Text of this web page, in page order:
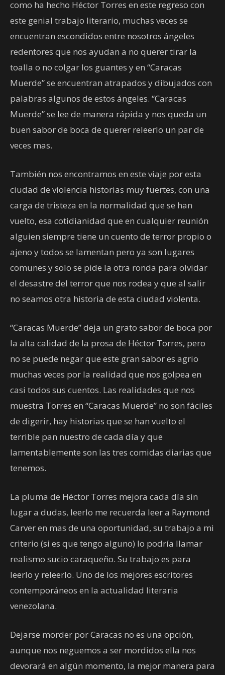
como ha hecho Héctor Torres en este regreso con
este genial trabajo literario, muchas veces se
encuentran escondidos entre nosotros ángeles
redentores que nos ayudan a no querer tirar la
toalla o no colgar los guantes y en “Caracas
Muerde” se encuentran atrapados y dibujados con
palabras algunos de estos ángeles. “Caracas
Muerde” se lee de manera rápida y nos queda un
buen sabor de boca de querer releerlo un par de
veces mas.
También nos encontramos en este viaje por esta
ciudad de violencia historias muy fuertes, con una
carga de tristeza en la normalidad que se han
vuelto, esa cotidianidad que en cualquier reunión
alguien siempre tiene un cuento de terror propio o
ajeno y todos se lamentan pero ya son lugares
comunes y solo se pide la otra ronda para olvidar
el desastre del terror que nos rodea y que al salir
no seamos otra historia de esta ciudad violenta.
“Caracas Muerde” deja un grato sabor de boca por
la alta calidad de la prosa de Héctor Torres, pero
no se puede negar que este gran sabor es agrio
muchas veces por la realidad que nos golpea en
casi todos sus cuentos. Las realidades que nos
muestra Torres en “Caracas Muerde” no son fáciles
de digerir, hay historias que se han vuelto el
terrible pan nuestro de cada día y que
lamentablemente son las tres comidas diarias que
tenemos.
La pluma de Héctor Torres mejora cada día sin
lugar a dudas, leerlo me recuerda leer a Raymond
Carver en mas de una oportunidad, su trabajo a mi
criterio (si es que tengo alguno) lo podría llamar
realismo sucio caraqueño. Su trabajo es para
leerlo y releerlo. Uno de los mejores escritores
contemporáneos en la actualidad literaria
venezolana.
Dejarse morder por Caracas no es una opción,
aunque nos neguemos a ser mordidos ella nos
devorará en algún momento, la mejor manera para